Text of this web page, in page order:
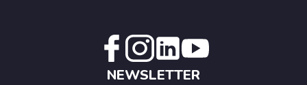
NEWSLETTER